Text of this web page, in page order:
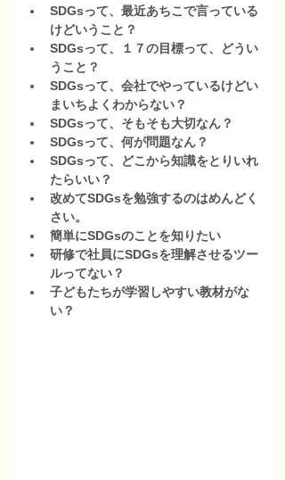
SDGsって、最近あちこで言っている
けどいうこと？
SDGsって、１７の目標って、どうい
うこと？
SDGsって、会社でやっているけどい
まいちよくわからない？
SDGsって、そもそも大切なん？
SDGsって、何が問題なん？
SDGsって、どこから知識をとりいれ
たらいい？
改めてSDGsを勉強するのはめんどく
さい。
簡単にSDGsのことを知りたい
研修で社員にSDGsを理解させるツー
ルってない？
子どもたちが学習しやすい教材がな
い？